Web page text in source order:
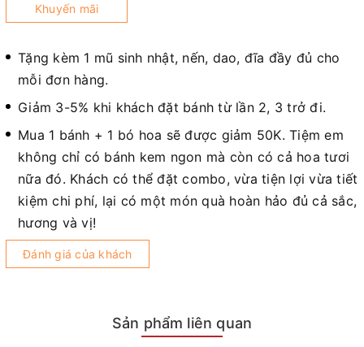
Khuyến mãi
Tặng kèm 1 mũ sinh nhật, nến, dao, đĩa đầy đủ cho
mỗi đơn hàng.
Giảm 3-5% khi khách đặt bánh từ lần 2, 3 trở đi.
Mua 1 bánh + 1 bó hoa sẽ được giảm 50K. Tiệm em
không chỉ có bánh kem ngon mà còn có cả hoa tươi
nữa đó. Khách có thể đặt combo, vừa tiện lợi vừa tiết
kiệm chi phí, lại có một món quà hoàn hảo đủ cả sắc,
hương và vị!
Đánh giá của khách
Sản phẩm liên quan